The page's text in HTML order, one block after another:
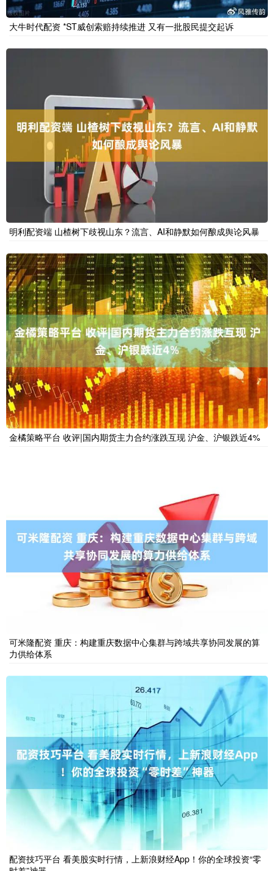
大牛时代配资 *ST威创索赔持续推进 又有一批股民提交起诉
明利配资端 山楂树下歧视山东？流言、AI和静默如何酿成舆论风暴
金橘策略平台 收评|国内期货主力合约涨跌互现 沪金、沪银跌近4%
可米隆配资 重庆：构建重庆数据中心集群与跨域共享协同发展的算
力供给体系
配资技巧平台 看美股实时行情，上新浪财经App！你的全球投资“零